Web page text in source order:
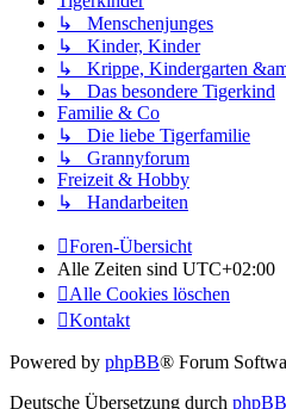
↳ Menschenjunges
↳ Kinder, Kinder
↳ Krippe, Kindergarten
↳ Das besondere Tigerkind
Familie & Co
↳ Die liebe Tigerfamilie
↳ Grannyforum
Freizeit & Hobby
↳ Handarbeiten
Foren-Übersicht
Alle Zeiten sind UTC+02:00
Alle Cookies löschen
Kontakt
Powered by phpBB® Forum
Deutsche Übersetzung durch